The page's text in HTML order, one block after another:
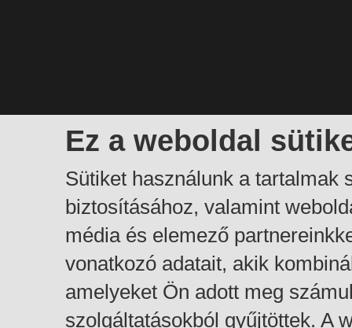
Ez a weboldal
Sütiket használunk a tartalmak
biztosításához, valamint
média és elemező
vonatkozó adatait, akik
amelyeket Ön adott meg
szolgáltatásokból gyűjtöttek. A